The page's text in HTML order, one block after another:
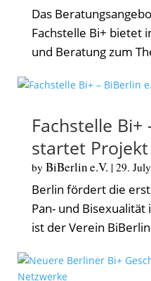
Das
Fachstelle Bi+ bietet
und Beratung zum
Fachstelle Bi+
startet
by BiBerlin e.V. | 29.
Berlin fördert die
Pan- und
ist der Verein